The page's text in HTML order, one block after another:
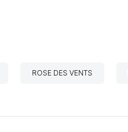
ROSE DES VENTS